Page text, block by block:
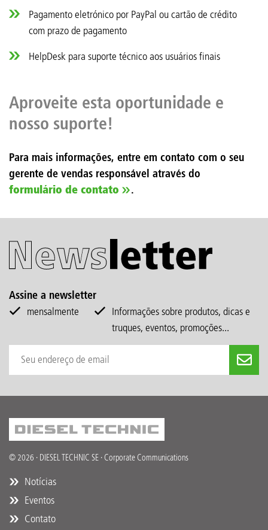
Pagamento eletrónico por PayPal ou cartão de crédito
com prazo de pagamento
HelpDesk para suporte técnico aos usuários finais
Aproveite esta oportunidade e
nosso suporte!
Para mais informações, entre em contato com o seu
gerente de vendas responsável através do
formulário de contato
.
Assine a newsletter
mensalmente
Informações sobre produtos, dicas e
truques, eventos, promoções...
© 2026 · DIESEL TECHNIC SE · Corporate Communications
Notícias
Eventos
Contato